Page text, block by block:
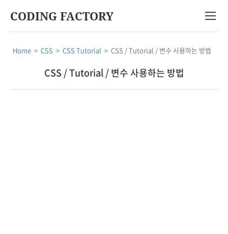
CODING FACTORY
Home > CSS > CSS Tutorial > CSS / Tutorial / 변수 사용하는 방법
CSS / Tutorial / 변수 사용하는 방법